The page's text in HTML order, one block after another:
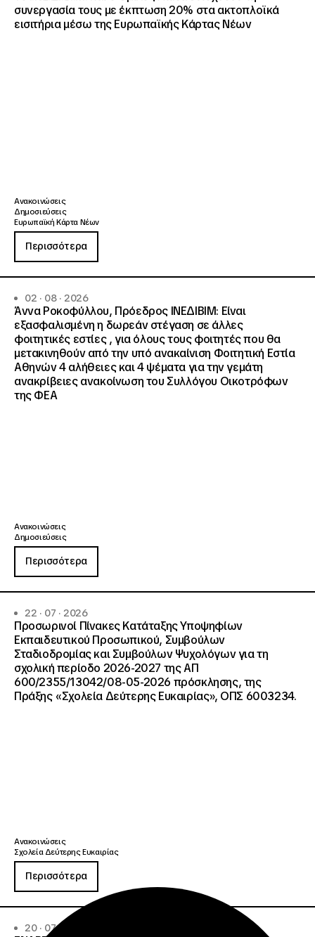
συνεργασία τους με έκπτωση 20% στα ακτοπλοϊκά
εισιτήρια μέσω της Ευρωπαϊκής Κάρτας Νέων
Ανακοινώσεις
Δημοσιεύσεις
Ευρωπαϊκή Κάρτα Νέων
Περισσότερα
02 · 08 · 2026
Άννα Ροκοφύλλου, Πρόεδρος ΙΝΕΔΙΒΙΜ: Είναι
εξασφαλισμένη η δωρεάν στέγαση σε άλλες
φοιτητικές εστίες , για όλους τους φοιτητές που θα
μετακινηθούν από την υπό ανακαίνιση Φοιτητική Εστία
Αθηνών 4 αλήθειες και 4 ψέματα για την γεμάτη
ανακρίβειες ανακοίνωση του Συλλόγου Οικοτρόφων
της ΦΕΑ
Ανακοινώσεις
Δημοσιεύσεις
Περισσότερα
22 · 07 · 2026
Προσωρινοί Πίνακες Κατάταξης Υποψηφίων
Εκπαιδευτικού Προσωπικού, Συμβούλων
Σταδιοδρομίας και Συμβούλων Ψυχολόγων για τη
σχολική περίοδο 2026-2027 της ΑΠ
600/2355/13042/08-05-2026 πρόσκλησης, της
Πράξης «Σχολεία Δεύτερης Ευκαιρίας», ΟΠΣ 6003234.
Ανακοινώσεις
Σχολεία Δεύτερης Ευκαιρίας
Περισσότερα
20 · 07 · 2026